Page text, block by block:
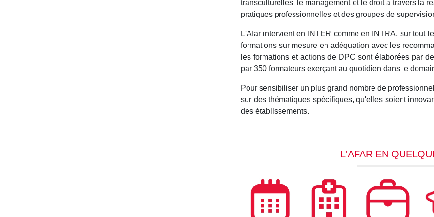
transculturelles, le management et le droit à travers la
pratiques professionnelles et des groupes de
L'Afar intervient en INTER comme en INTRA, sur tout
formations sur mesure en adéquation avec les
les formations et actions de DPC sont élaborées par
par 350 formateurs exerçant au quotidien dans le
Pour sensibiliser un plus grand nombre de
sur des thématiques spécifiques, qu'elles soient
des établissements.
L'AFAR EN